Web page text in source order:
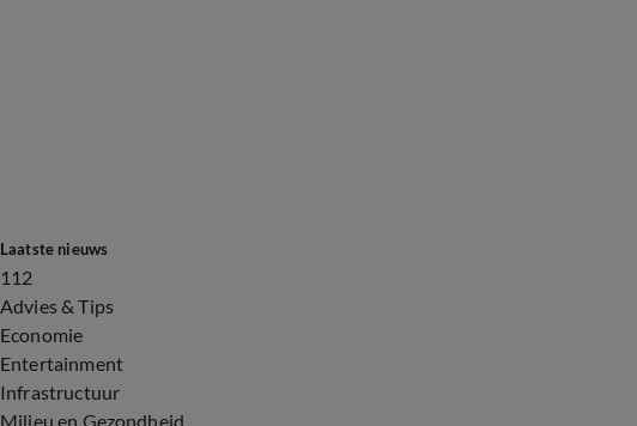
Laatste nieuws
112
Advies & Tips
Economie
Entertainment
Infrastructuur
Milieu en Gezondheid